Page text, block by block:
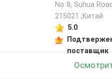
No 8, Suhua
215021 ,Китай
5.0
поставщик